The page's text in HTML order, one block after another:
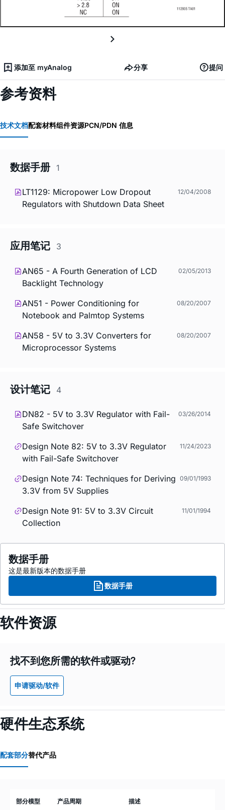
添加至 myAnalog 分享 提问
参考资料
技术文档配套材料组件资源PCN/PDN 信息
数据手册 1
LT1129: Micropower Low Dropout
Regulators with Shutdown Data Sheet
12/04/2008
应用笔记 3
AN65 - A Fourth Generation of LCD
Backlight Technology
02/05/2013
AN51 - Power Conditioning for
Notebook and Palmtop Systems
08/20/2007
AN58 - 5V to 3.3V Converters for
Microprocessor Systems
08/20/2007
设计笔记 4
DN82 - 5V to 3.3V Regulator with Fail-
Safe Switchover
03/26/2014
Design Note 82: 5V to 3.3V Regulator
with Fail-Safe Switchover
11/24/2023
Design Note 74: Techniques for Deriving
3.3V from 5V Supplies
09/01/1993
Design Note 91: 5V to 3.3V Circuit
Collection
11/01/1994
数据手册
这是最新版本的数据手册
数据手册
软件资源
找不到您所需的软件或驱动?
申请驱动/软件
硬件生态系统
配套部分替代产品
部分模型 产品周期 描述